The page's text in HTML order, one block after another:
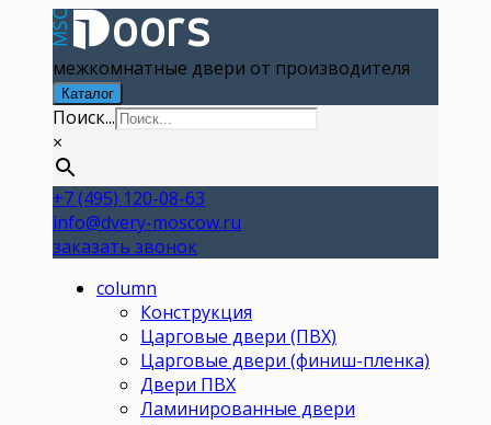
межкомнатные двери от производителя
Каталог
Поиск...
×
+7 (495) 120-08-63
info@dvery-moscow.ru
заказать звонок
column
Конструкция
Царговые двери (ПВХ)
Царговые двери (финиш-пленка)
Двери ПВХ
Ламинированные двери